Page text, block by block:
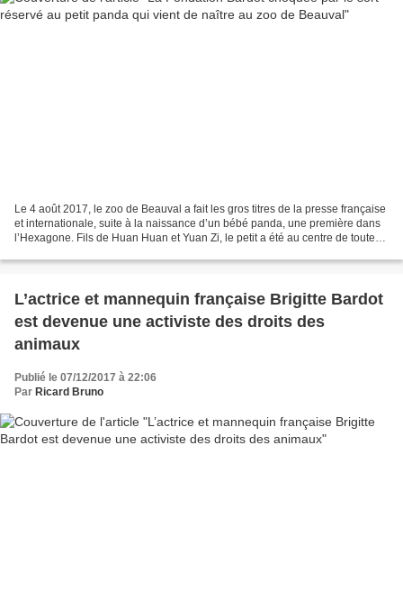
Le 4 août 2017, le zoo de Beauval a fait les gros titres de la presse française
et internationale, suite à la naissance d’un bébé panda, une première dans
l’Hexagone. Fils de Huan Huan et Yuan Zi, le petit a été au centre de toutes
L’actrice et mannequin française Brigitte Bardot
est devenue une activiste des droits des
animaux
Publié le 07/12/2017 à 22:06
Par Ricard Bruno